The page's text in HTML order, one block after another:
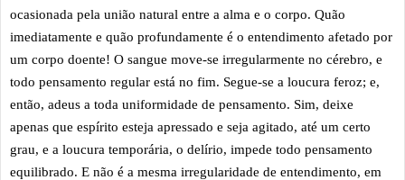
ocasionada pela união natural entre a alma e o corpo. Quão
imediatamente e quão profundamente é o entendimento afetado por
um corpo doente! O sangue move-se irregularmente no cérebro, e
todo pensamento regular está no fim. Segue-se a loucura feroz; e,
então, adeus a toda uniformidade de pensamento. Sim, deixe
apenas que espírito esteja apressado e seja agitado, até um certo
grau, e a loucura temporária, o delírio, impede todo pensamento
equilibrado. E não é a mesma irregularidade de entendimento, em